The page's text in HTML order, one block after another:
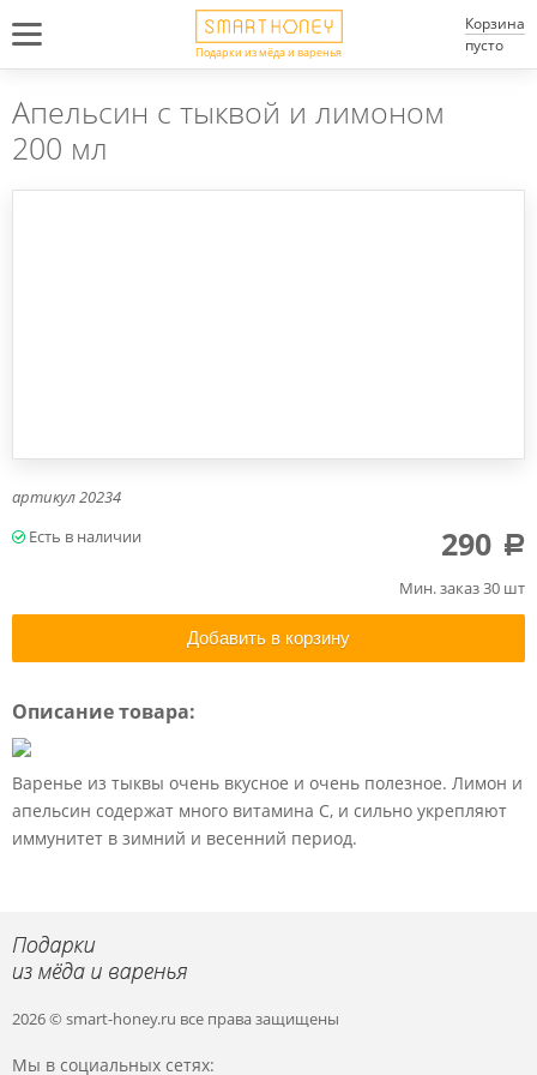
Подарки из мёда и варенья
Корзина
пусто
Апельсин с тыквой и лимоном
200 мл
артикул20234
Мин. заказ 30 шт
290 a
Добавить в корзину
Описание товара:
Варенье из тыквы очень вкусное и очень полезное. Лимон и
апельсин содержат много витамина С, и сильно укрепляют
иммунитет в зимний и весенний период.
2026 © smart-honey.ru все права защищены
Мы в социальных сетях: